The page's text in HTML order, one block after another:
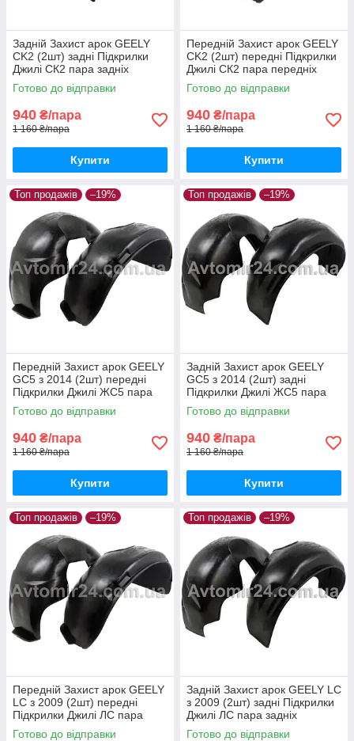
Задній Захист арок GEELY
СK2 (2шт) задні Підкрилки
Джилі СК2 пара задніх
Готово до відправки
940 ₴/пара
1 160 ₴/пара
Купити
Передній Захист арок GEELY
СK2 (2шт) передні Підкрилки
Джилі СК2 пара передніх
Готово до відправки
940 ₴/пара
1 160 ₴/пара
Купити
Топ продажів –19%
Передній Захист арок GEELY
GC5 з 2014 (2шт) передні
Підкрилки Джилі ЖС5 пара
передніх
Готово до відправки
940 ₴/пара
1 160 ₴/пара
Купити
Топ продажів –19%
Задній Захист арок GEELY
GC5 з 2014 (2шт) задні
Підкрилки Джилі ЖС5 пара
задніх
Готово до відправки
940 ₴/пара
1 160 ₴/пара
Купити
Топ продажів –19%
Передній Захист арок GEELY
LС з 2009 (2шт) передні
Підкрилки Джилі ЛС пара
передніх
Готово до відправки
Топ продажів –19%
Задній Захист арок GEELY LС
з 2009 (2шт) задні Підкрилки
Джилі ЛС пара задніх
Готово до відправки